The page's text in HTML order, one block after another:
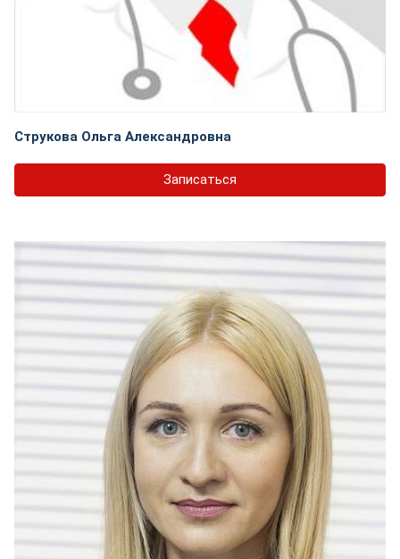
Струкова Ольга Александровна
Записаться